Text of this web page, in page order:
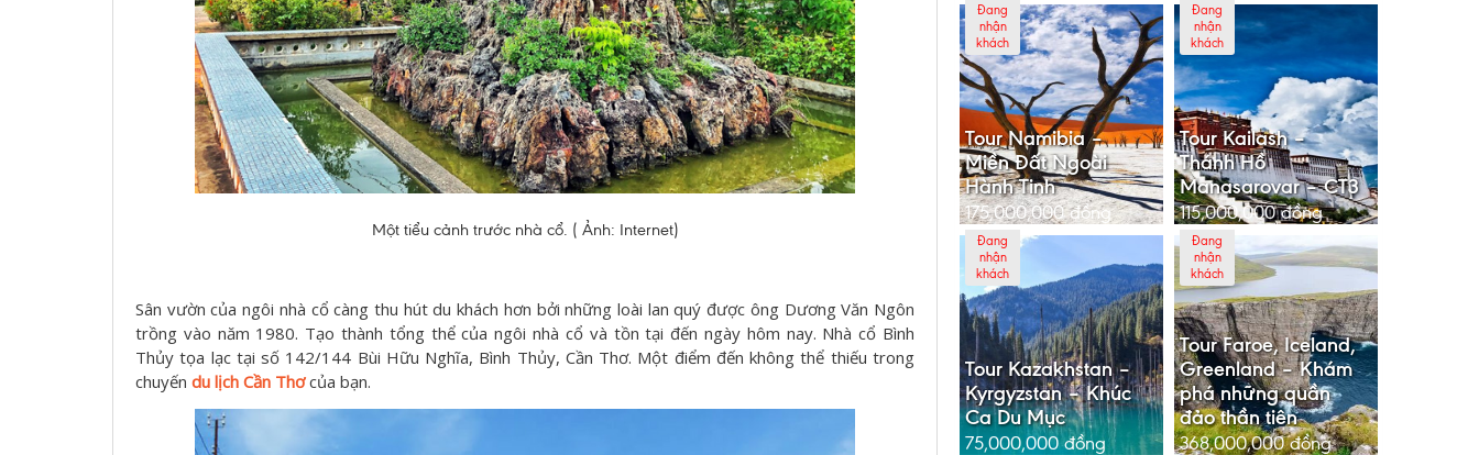
Một tiểu cảnh trước nhà cổ. ( Ảnh: Internet)
Sân vườn của ngôi nhà cổ càng thu hút du khách hơn bởi những loài lan quý được ông Dương Văn Ngôn
trồng vào năm 1980. Tạo thành tổng thể của ngôi nhà cổ và tồn tại đến ngày hôm nay. Nhà cổ Bình
Thủy tọa lạc tại số 142/144 Bùi Hữu Nghĩa, Bình Thủy, Cần Thơ. Một điểm đến không thể thiếu trong
chuyến du lịch Cần Thơcủa bạn.
Đang
nhận
khách
Tour Namibia –
Miền Đất Ngoài
Hành Tinh
175,000,000đồng
Đang
nhận
khách
Tour Kailash –
Thánh Hồ
Manasarovar – CT3
115,000,000đồng
Đang
nhận
khách
Tour Kazakhstan –
Kyrgyzstan – Khúc
Ca Du Mục
75,000,000đồng
Đang
nhận
khách
Tour Faroe, Iceland,
Greenland – Khám
phá những quần
đảo thần tiên
368,000,000đồng